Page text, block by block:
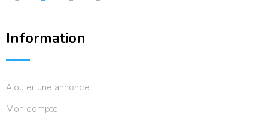
Information
Ajouter une annonce
Mon compte